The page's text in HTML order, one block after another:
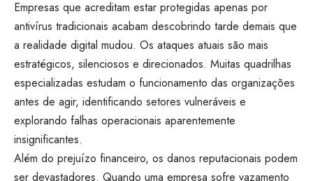
Empresas que acreditam estar protegidas apenas por
antivírus tradicionais acabam descobrindo tarde demais que
a realidade digital mudou. Os ataques atuais são mais
estratégicos, silenciosos e direcionados. Muitas quadrilhas
especializadas estudam o funcionamento das organizações
antes de agir, identificando setores vulneráveis e
explorando falhas operacionais aparentemente
insignificantes.
Além do prejuízo financeiro, os danos reputacionais podem
ser devastadores. Quando uma empresa sofre vazamento